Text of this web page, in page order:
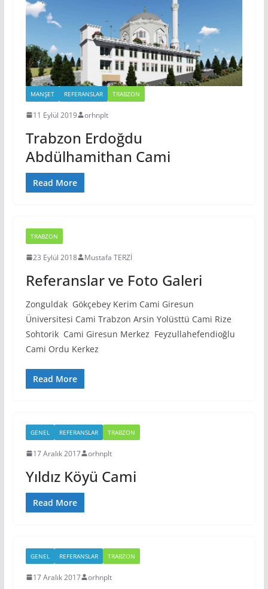
MANŞET REFERANSLAR TRABZON
11 Eylül 2019 orhnplt
Trabzon Erdoğdu
Abdülhamithan Cami
Read More
TRABZON
23 Eylül 2018 Mustafa TERZİ
Referanslar ve Foto Galeri
Zonguldak Gökçebey Kerim Cami Giresun
Üniversitesi Cami Trabzon Arsin Yolüsttü Cami Rize
Sohtorik Cami Giresun Merkez Feyzullahefendioğlu
Cami Ordu Kerkez
Read More
GENEL REFERANSLAR TRABZON
17 Aralık 2017 orhnplt
Yıldız Köyü Cami
Read More
GENEL REFERANSLAR TRABZON
17 Aralık 2017 orhnplt